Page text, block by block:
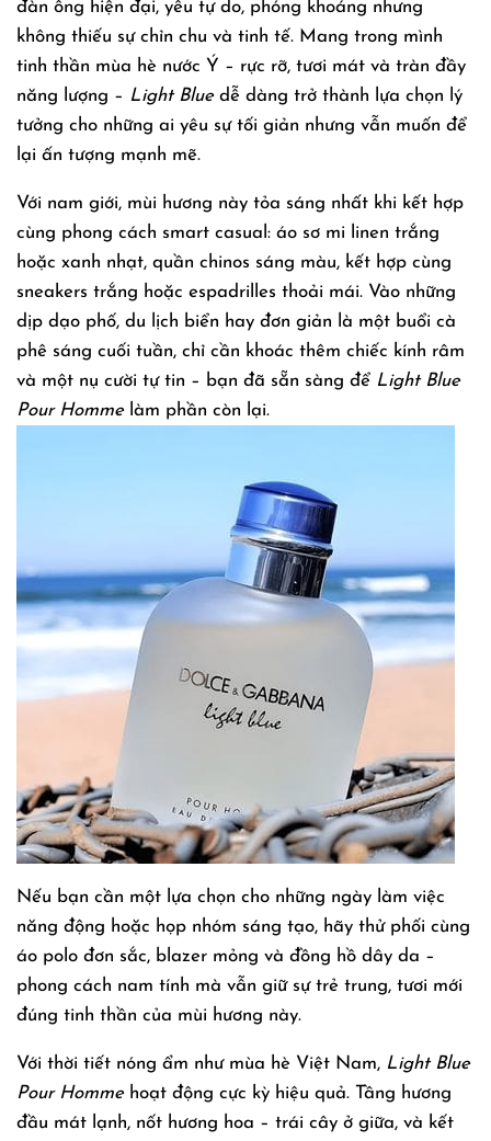
đàn ông hiện đại, yêu tự do, phóng khoáng nhưng
không thiếu sự chỉn chu và tinh tế. Mang trong mình
tinh thần mùa hè nước Ý – rực rỡ, tươi mát và tràn đầy
năng lượng – Light Bluedễ dàng trở thành lựa chọn lý
tưởng cho những ai yêu sự tối giản nhưng vẫn muốn để
lại ấn tượng mạnh mẽ.
Với nam giới, mùi hương này tỏa sáng nhất khi kết hợp
cùng phong cách smart casual: áo sơ mi linen trắng
hoặc xanh nhạt, quần chinos sáng màu, kết hợp cùng
sneakers trắng hoặc espadrilles thoải mái. Vào những
dịp dạo phố, du lịch biển hay đơn giản là một buổi cà
phê sáng cuối tuần, chỉ cần khoác thêm chiếc kính râm
và một nụ cười tự tin – bạn đã sẵn sàng để Light Blue
Pour Hommelàm phần còn lại.
Nếu bạn cần một lựa chọn cho những ngày làm việc
năng động hoặc họp nhóm sáng tạo, hãy thử phối cùng
áo polo đơn sắc, blazer mỏng và đồng hồ dây da –
phong cách nam tính mà vẫn giữ sự trẻ trung, tươi mới
đúng tinh thần của mùi hương này.
Với thời tiết nóng ẩm như mùa hè Việt Nam, Light Blue
Pour Hommehoạt động cực kỳ hiệu quả. Tầng hương
đầu mát lạnh, nốt hương hoa – trái cây ở giữa, và kết